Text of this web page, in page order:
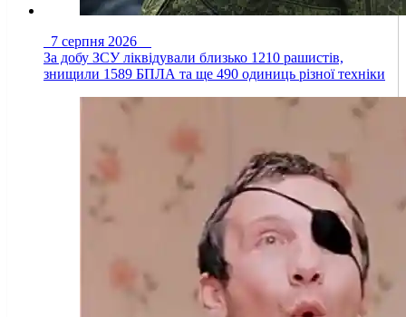
7 серпня 2026
За добу ЗСУ ліквідували близько 1210 рашистів,
знищили 1589 БПЛА та ще 490 одиниць різної техніки